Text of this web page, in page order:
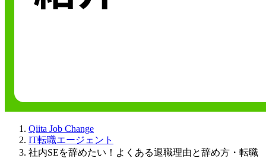
Qiita Job Change
IT転職エージェント
社内SEを辞めたい！よくある退職理由と辞め方・転職